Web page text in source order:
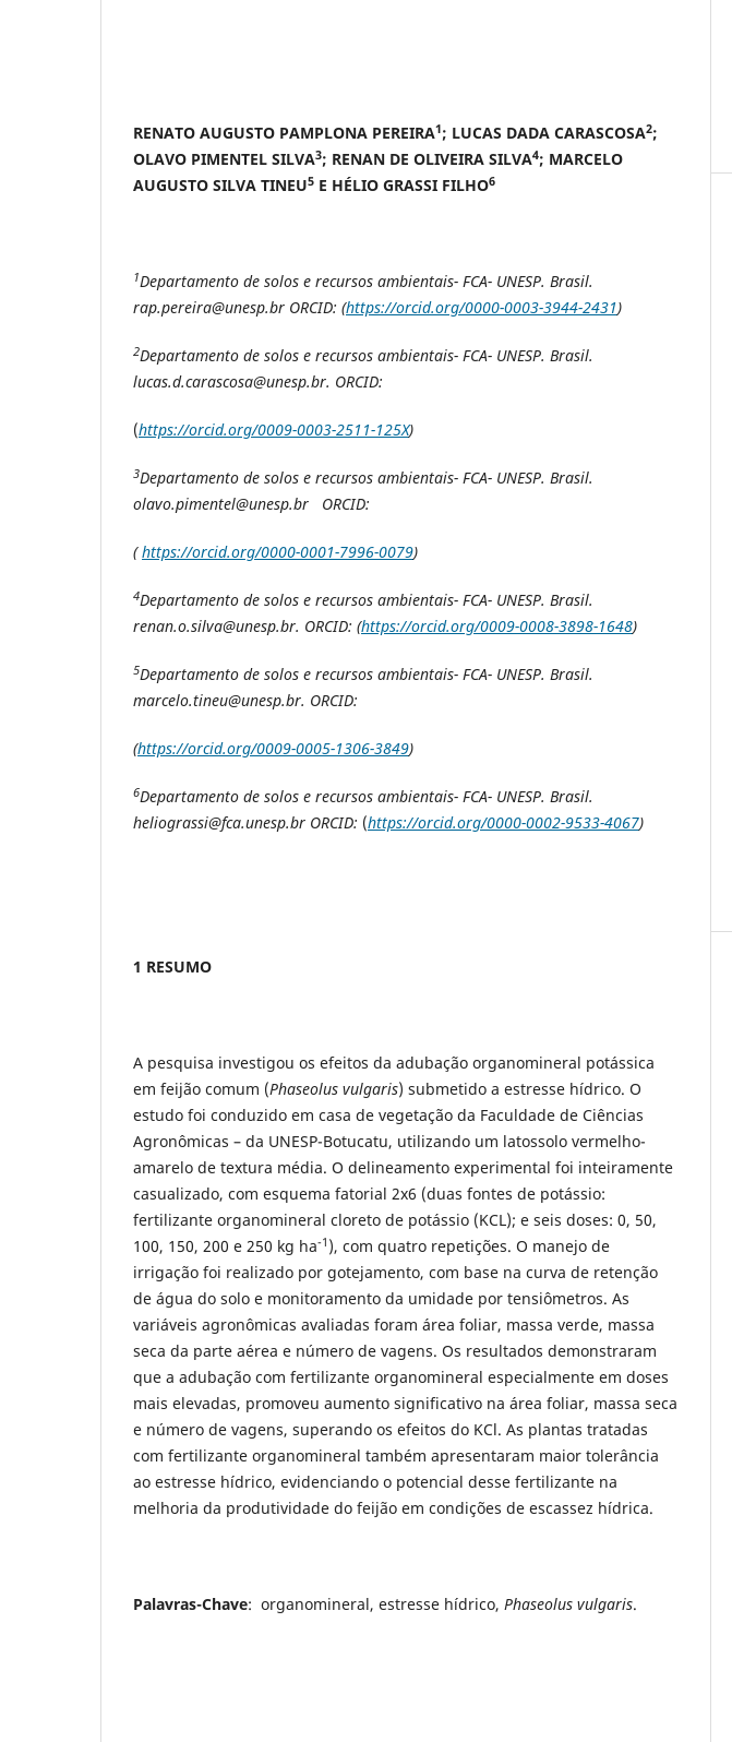
RENATO AUGUSTO PAMPLONA PEREIRA1; LUCAS DADA CARASCOSA2;
OLAVO PIMENTEL SILVA3; RENAN DE OLIVEIRA SILVA4; MARCELO
AUGUSTO SILVA TINEU5 E HÉLIO GRASSI FILHO6
1Departamento de solos e recursos ambientais- FCA- UNESP. Brasil.
rap.pereira@unesp.br ORCID: (https://orcid.org/0000-0003-3944-2431)
2Departamento de solos e recursos ambientais- FCA- UNESP. Brasil.
lucas.d.carascosa@unesp.br. ORCID:
(https://orcid.org/0009-0003-2511-125X)
3Departamento de solos e recursos ambientais- FCA- UNESP. Brasil.
olavo.pimentel@unesp.br ORCID:
(https://orcid.org/0000-0001-7996-0079)
4Departamento de solos e recursos ambientais- FCA- UNESP. Brasil.
renan.o.silva@unesp.br. ORCID: (https://orcid.org/0009-0008-3898-1648)
5Departamento de solos e recursos ambientais- FCA- UNESP. Brasil.
marcelo.tineu@unesp.br. ORCID:
(https://orcid.org/0009-0005-1306-3849)
6Departamento de solos e recursos ambientais- FCA- UNESP. Brasil.
heliograssi@fca.unesp.br ORCID: (https://orcid.org/0000-0002-9533-4067)
1 RESUMO
A pesquisa investigou os efeitos da adubação organomineral potássica
em feijão comum (Phaseolus vulgaris) submetido a estresse hídrico. O
estudo foi conduzido em casa de vegetação da Faculdade de Ciências
Agronômicas – da UNESP-Botucatu, utilizando um latossolo vermelho-
amarelo de textura média. O delineamento experimental foi inteiramente
casualizado, com esquema fatorial 2x6 (duas fontes de potássio:
fertilizante organomineral cloreto de potássio (KCL); e seis doses: 0, 50,
100, 150, 200 e 250 kg ha-1 ), com quatro repetições. O manejo de
irrigação foi realizado por gotejamento, com base na curva de retenção
de água do solo e monitoramento da umidade por tensiômetros. As
variáveis agronômicas avaliadas foram área foliar, massa verde, massa
seca da parte aérea e número de vagens. Os resultados demonstraram
que a adubação com fertilizante organomineral especialmente em doses
mais elevadas, promoveu aumento significativo na área foliar, massa seca
e número de vagens, superando os efeitos do KCl. As plantas tratadas
com fertilizante organomineral também apresentaram maior tolerância
ao estresse hídrico, evidenciando o potencial desse fertilizante na
melhoria da produtividade do feijão em condições de escassez hídrica.
Palavras-Chave: organomineral, estresse hídrico, Phaseolus vulgaris.